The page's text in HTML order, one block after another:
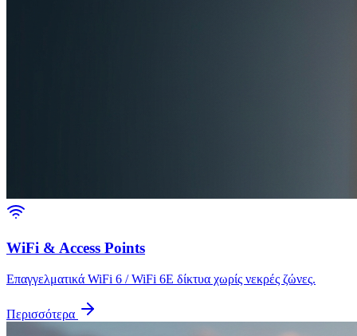
WiFi & Access Points
Επαγγελματικά WiFi 6 / WiFi 6E δίκτυα χωρίς νεκρές ζώνες.
Περισσότερα